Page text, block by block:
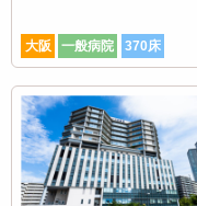
大阪 一般病院 370床